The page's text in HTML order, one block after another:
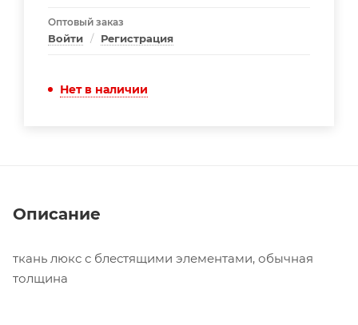
Оптовый заказ
Войти / Регистрация
Нет в наличии
Описание
ткань люкс с блестящими элементами, обычная
толщина